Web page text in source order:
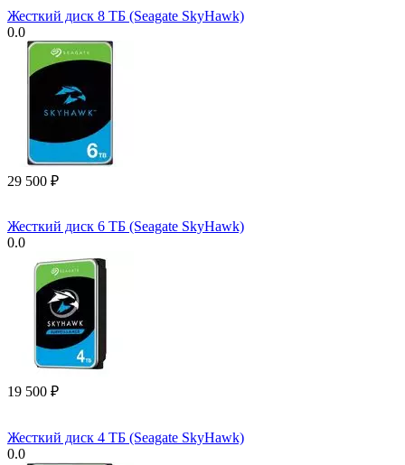
Жесткий диск 8 ТБ (Seagate SkyHawk)
0.0
29 500 ₽
Жесткий диск 6 ТБ (Seagate SkyHawk)
0.0
19 500 ₽
Жесткий диск 4 ТБ (Seagate SkyHawk)
0.0